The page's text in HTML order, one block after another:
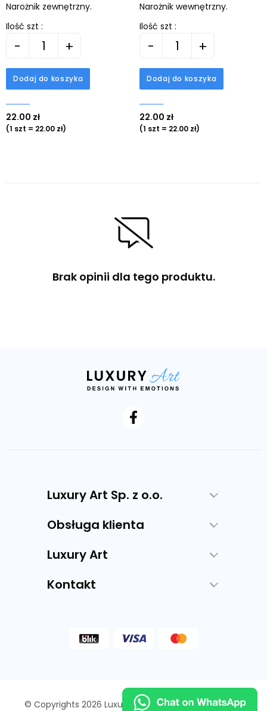
Narożnik zewnętrzny.
Ilość szt :
- +
Dodaj do koszyka
22.00 zł
(1 szt = 22.00 zł)
Narożnik wewnętrzny.
Ilość szt :
- +
Dodaj do koszyka
22.00 zł
(1 szt = 22.00 zł)
Brak opinii dla tego produktu.
Luxury Art Sp. z o.o.
Obsługa klienta
Luxury Art
Kontakt
© Copyrights 2026 Luxury Art - Producent sztukaterii